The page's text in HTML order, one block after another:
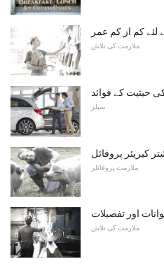
لئے کم از کم عمر
ملازمت کی تلاش
حیثیت کے فوائد
سیلز
کیریئر پروفائل
ملازمت پروفائلز
اور تفصیلات
ملازمت کی تلاش